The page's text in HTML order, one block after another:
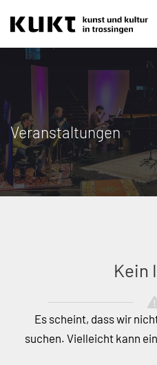
Veranstaltungen
Kein
Es scheint, dass wir
suchen. Vielleicht kann